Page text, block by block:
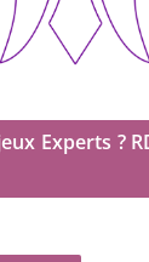
Experts ?